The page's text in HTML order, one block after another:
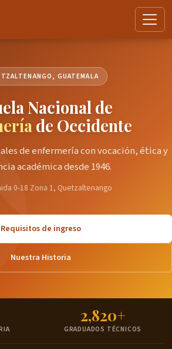
GUATEMALA
Nacional de
de Occidente
de enfermería con vocación, ética y
académica desde 1946.
0-18 Zona 1, Quetzaltenango
Requisitos de ingreso
Nuestra Historia
2,820+
GRADUADOS TÉCNICOS